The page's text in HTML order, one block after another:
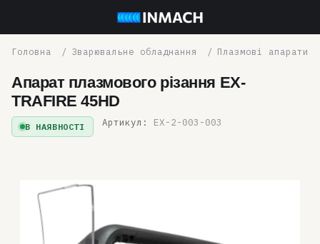
Зварювальне обладнання Плазмові апарати
Апарат плазмового різання EX-
TRAFIRE 45HD
В НАЯВНОСТІ Артикул: EX-2-003-003